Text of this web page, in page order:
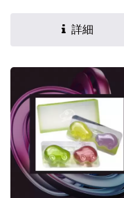
に非常に適しています
お好みの成分、色、香
どの特徴を含むカスタ
ズレシピを作成できま
詳細